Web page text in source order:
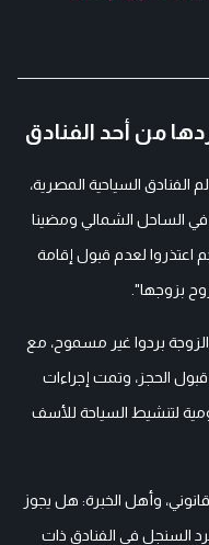
من أحد الفنادق
السياحية المصرية،
الساحل الشمالي ومضينا
اعتذروا لعدم قبول إقامة
بزوجها".
بردوا غير مسموح، مع
سنجل، وتم قبول الحجز، وتمت إجراءات
لتنشيط السياحة للأسف
وأهل الخبرة: هل يجوز
السنجل في الفنادق ذات